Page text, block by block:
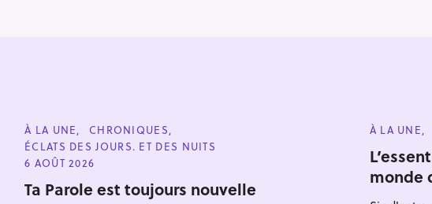
C
A
T
E
O
R
À LA UNE
CHRONIQUES
ÉCLATS DES JOURS. ET DES NUITS
6 AOÛT 2026
Ta Parole est toujours nouvelle
C
T
E
G
O
À LA UNE
monde
c
h
e
r
Escape